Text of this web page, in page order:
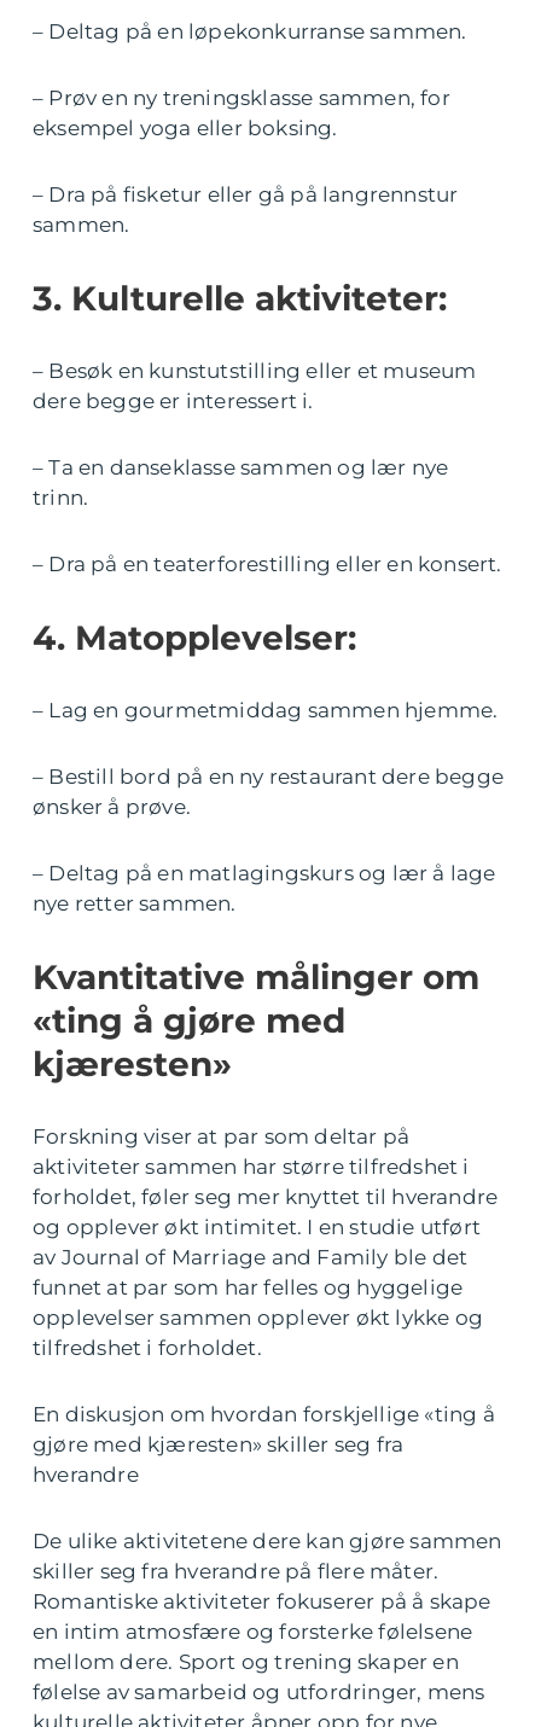
– Deltag på en løpekonkurranse sammen.
– Prøv en ny treningsklasse sammen, for
eksempel yoga eller boksing.
– Dra på fisketur eller gå på langrennstur
sammen.
3. Kulturelle aktiviteter:
– Besøk en kunstutstilling eller et museum
dere begge er interessert i.
– Ta en danseklasse sammen og lær nye
trinn.
– Dra på en teaterforestilling eller en konsert.
4. Matopplevelser:
– Lag en gourmetmiddag sammen hjemme.
– Bestill bord på en ny restaurant dere begge
ønsker å prøve.
– Deltag på en matlagingskurs og lær å lage
nye retter sammen.
Kvantitative målinger om
«ting å gjøre med
kjæresten»
Forskning viser at par som deltar på
aktiviteter sammen har større tilfredshet i
forholdet, føler seg mer knyttet til hverandre
og opplever økt intimitet. I en studie utført
av Journal of Marriage and Family ble det
funnet at par som har felles og hyggelige
opplevelser sammen opplever økt lykke og
tilfredshet i forholdet.
En diskusjon om hvordan forskjellige «ting å
gjøre med kjæresten» skiller seg fra
hverandre
De ulike aktivitetene dere kan gjøre sammen
skiller seg fra hverandre på flere måter.
Romantiske aktiviteter fokuserer på å skape
en intim atmosfære og forsterke følelsene
mellom dere. Sport og trening skaper en
følelse av samarbeid og utfordringer, mens
kulturelle aktiviteter åpner opp for nye